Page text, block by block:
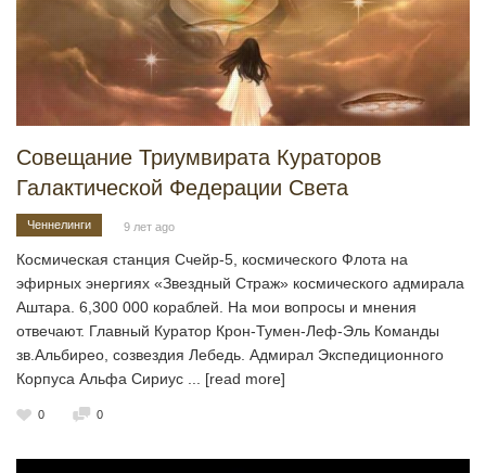
Совещание Триумвирата Кураторов
Галактической Федерации Света
Ченнелинги 9 лет ago
Космическая станция Счейр-5, космического Флота на
эфирных энергиях «Звездный Страж» космического адмирала
Аштара. 6,300 000 кораблей. На мои вопросы и мнения
отвечают. Главный Куратор Крон-Тумен-Леф-Эль Команды
зв.Альбирео, созвездия Лебедь. Адмирал Экспедиционного
Корпуса Альфа Сириус
... [read more]
0 0